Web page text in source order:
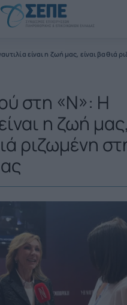
είναι η ζωή μας, είναι βαθιά
στη «Ν»: Η
η ζωή μας,
ριζωμένη